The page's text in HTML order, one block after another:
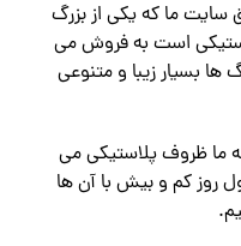
سایت ما که یکی از بزرگ
است به فروش می
بسیار زیبا و متنوعی
ما ظروف پلاستیکی می
روز کم و بیش با آن ها